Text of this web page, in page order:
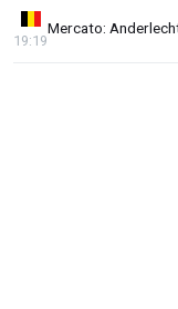
Mercato:
19:19